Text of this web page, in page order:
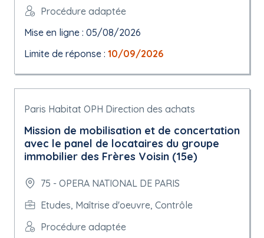
Procédure adaptée
Mise en ligne : 05/08/2026
Limite de réponse : 10/09/2026
Paris Habitat OPH Direction des achats
Mission de mobilisation et de concertation
avec le panel de locataires du groupe
immobilier des Frères Voisin (15e)
75 - OPERA NATIONAL DE PARIS
Etudes, Maîtrise d'oeuvre, Contrôle
Procédure adaptée